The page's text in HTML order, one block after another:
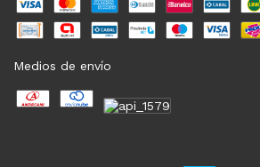
Medios de envío